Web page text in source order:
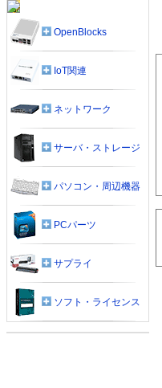
OpenBlocks
IoT関連
ネットワーク
サーバ・ストレージ
パソコン・周辺機器
PCパーツ
サプライ
ソフト・ライセンス